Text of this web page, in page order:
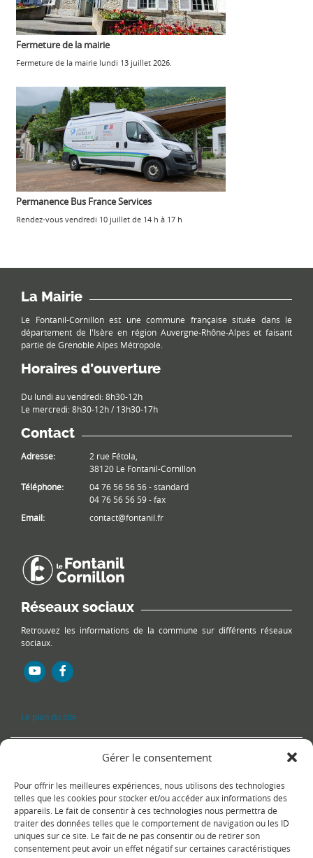
Gérer le consentement
Pour offrir les meilleures expériences, nous utilisons des technologies
telles que les cookies pour stocker et/ou accéder aux informations des
appareils. Le fait de consentir à ces technologies nous permettra de
traiter des données telles que le comportement de navigation ou les ID
uniques sur ce site. Le fait de ne pas consentir ou de retirer son
consentement peut avoir un effet négatif sur certaines caractéristiques
Fermeture de la mairie
Fermeture de la mairie lundi 13 juillet 2026.
Permanence Bus France Services
Rendez-vous vendredi 10 juillet de 14 h à 17 h
La Mairie
Le Fontanil-Cornillon est une commune française située dans le
département de l'Isère en région Auvergne-Rhône-Alpes et faisant
partie de Grenoble Alpes Métropole.
Horaires d’ouverture
Du lundi au vendredi: 8h30-12h
Le mercredi: 8h30-12h / 13h30-17h
Contact
Adresse:
2 rue Fétola,
38120 Le Fontanil-Cornillon
Téléphone:
04 76 56 56 56 - standard
04 76 56 56 59 - fax
Email:
contact@fontanil.fr
Réseaux sociaux
Retrouvez les informations de la commune sur différents réseaux
sociaux.
Le plan du site
Copyright ⒸLe Fontanil-Cornillon-Mentions légales-Politique de
confidentialité- Réalisation :Sukellos - Agence web WordPress -